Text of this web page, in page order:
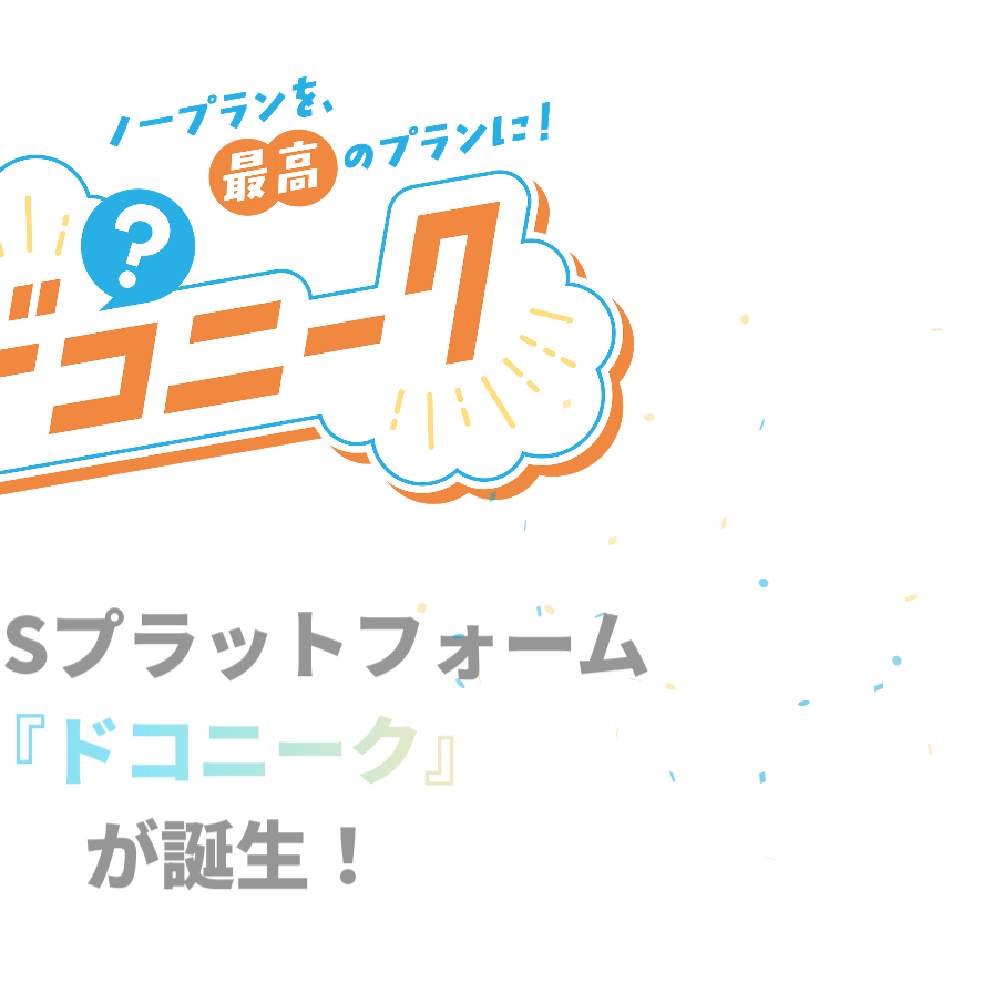
プラットフォーム
ドコニーク』
が誕生！